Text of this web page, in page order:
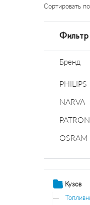
Сортировать
Бренд
PHILIPS
NARVA
PATRON
OSRAM
Кузов